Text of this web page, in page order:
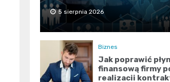
5 sierpnia 2026
Biznes
Jak poprawić
finansową firmy
realizacji